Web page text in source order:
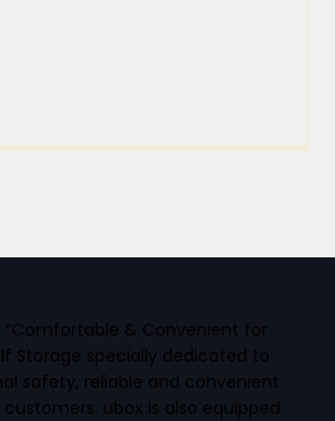
& Convenient for
Storage specially dedicated to
safety, reliable and convenient
ubox is also equipped